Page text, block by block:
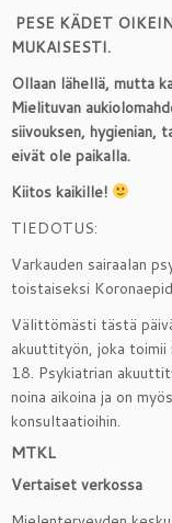
PESE KÄDET
MUKAISESTI.
Ollaan lähellä, mutta
Mielituvan
siivouksen, hygienian,
eivät ole paikalla.
Kiitos kaikille!
TIEDOTUS:
Varkauden sairaalan
toistaiseksi
Välittömästi tästä
akuuttityön, joka
18. Psykiatrian
noina aikoina ja on
konsultaatioihin.
MTKL
Vertaiset verkossa